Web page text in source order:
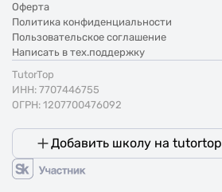
Оферта
Политика конфиденциальности
Пользовательское соглашение
Написать в тех.поддержку
TutorTop
ИНН: 7707446755
ОГРН: 1207700476092
Добавить школу на tutortop